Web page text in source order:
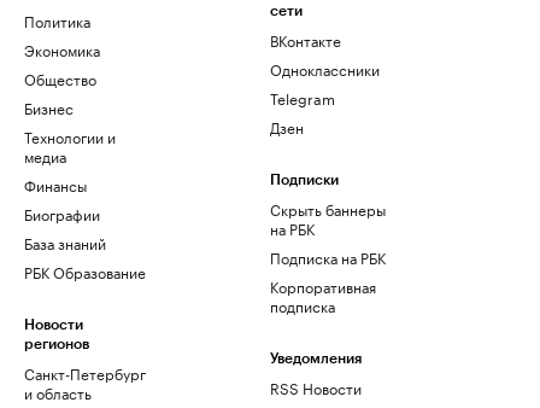
Политика
Экономика
Общество
Бизнес
Технологии и
медиа
Финансы
Биографии
База знаний
РБК Образование
Новости
регионов
Санкт-Петербург
и область
сети
ВКонтакте
Одноклассники
Telegram
Дзен
Подписки
Скрыть баннеры
на РБК
Подписка на РБК
Корпоративная
подписка
Уведомления
RSS Новости